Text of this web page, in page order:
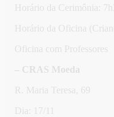
Horário da Cerimônia:
Horário da Oficina
Oficina com Professores
– CRAS Moeda
R. Maria Teresa, 69
Dia: 17/11